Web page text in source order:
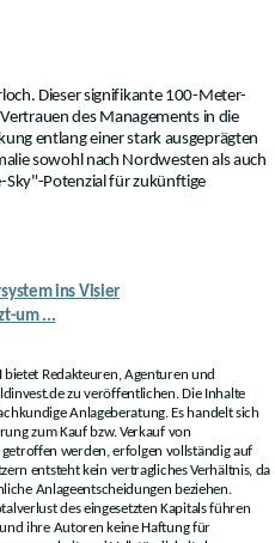
Dieser signifikante 100-Meter-
des Managements in die
entlang einer stark ausgeprägten
sowohl nach Nordwesten als auch
Sky"-Potenzial für zukünftige
ins Visier
um ...
bietet Redakteuren, Agenturen und
zu veröffentlichen. Die Inhalte
Anlageberatung. Es handelt sich
zum Kauf bzw. Verkauf von
werden, erfolgen vollständig auf
entsteht kein vertragliches Verhältnis, da
Anlageentscheidungen beziehen.
des eingesetzten Kapitals führen
und ihre Autoren keine Haftung für